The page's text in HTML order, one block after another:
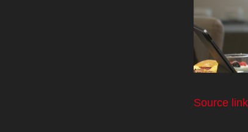
Source link